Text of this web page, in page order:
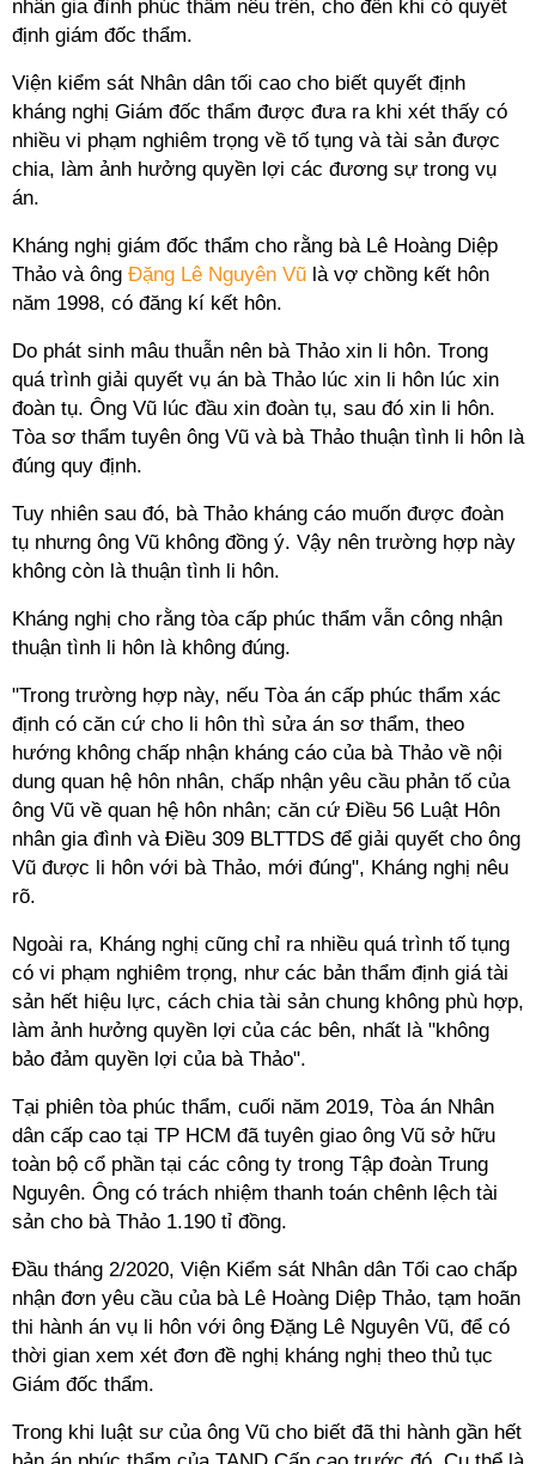
nhân gia đình phúc thẩm nêu trên, cho đến khi có quyết
định giám đốc thẩm.
Viện kiểm sát Nhân dân tối cao cho biết quyết định
kháng nghị Giám đốc thẩm được đưa ra khi xét thấy có
nhiều vi phạm nghiêm trọng về tố tụng và tài sản được
chia, làm ảnh hưởng quyền lợi các đương sự trong vụ
án.
Kháng nghị giám đốc thẩm cho rằng bà Lê Hoàng Diệp
Thảo và ông Đặng Lê Nguyên Vũ là vợ chồng kết hôn
năm 1998, có đăng kí kết hôn.
Do phát sinh mâu thuẫn nên bà Thảo xin li hôn. Trong
quá trình giải quyết vụ án bà Thảo lúc xin li hôn lúc xin
đoàn tụ. Ông Vũ lúc đầu xin đoàn tụ, sau đó xin li hôn.
Tòa sơ thẩm tuyên ông Vũ và bà Thảo thuận tình li hôn là
đúng quy định.
Tuy nhiên sau đó, bà Thảo kháng cáo muốn được đoàn
tụ nhưng ông Vũ không đồng ý. Vậy nên trường hợp này
không còn là thuận tình li hôn.
Kháng nghị cho rằng tòa cấp phúc thẩm vẫn công nhận
thuận tình li hôn là không đúng.
"Trong trường hợp này, nếu Tòa án cấp phúc thẩm xác
định có căn cứ cho li hôn thì sửa án sơ thẩm, theo
hướng không chấp nhận kháng cáo của bà Thảo về nội
dung quan hệ hôn nhân, chấp nhận yêu cầu phản tố của
ông Vũ về quan hệ hôn nhân; căn cứ Điều 56 Luật Hôn
nhân gia đình và Điều 309 BLTTDS để giải quyết cho ông
Vũ được li hôn với bà Thảo, mới đúng", Kháng nghị nêu
rõ.
Ngoài ra, Kháng nghị cũng chỉ ra nhiều quá trình tố tụng
có vi phạm nghiêm trọng, như các bản thẩm định giá tài
sản hết hiệu lực, cách chia tài sản chung không phù hợp,
làm ảnh hưởng quyền lợi của các bên, nhất là "không
bảo đảm quyền lợi của bà Thảo".
Tại phiên tòa phúc thẩm, cuối năm 2019, Tòa án Nhân
dân cấp cao tại TP HCM đã tuyên giao ông Vũ sở hữu
toàn bộ cổ phần tại các công ty trong Tập đoàn Trung
Nguyên. Ông có trách nhiệm thanh toán chênh lệch tài
sản cho bà Thảo 1.190 tỉ đồng.
Đầu tháng 2/2020, Viện Kiểm sát Nhân dân Tối cao chấp
nhận đơn yêu cầu của bà Lê Hoàng Diệp Thảo, tạm hoãn
thi hành án vụ li hôn với ông Đặng Lê Nguyên Vũ, để có
thời gian xem xét đơn đề nghị kháng nghị theo thủ tục
Giám đốc thẩm.
Trong khi luật sư của ông Vũ cho biết đã thi hành gần hết